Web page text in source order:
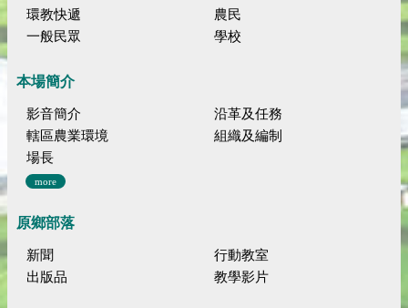
環教快遞
農民
一般民眾
學校
本場簡介
影音簡介
沿革及任務
轄區農業環境
組織及編制
場長
more
原鄉部落
新聞
行動教室
出版品
教學影片